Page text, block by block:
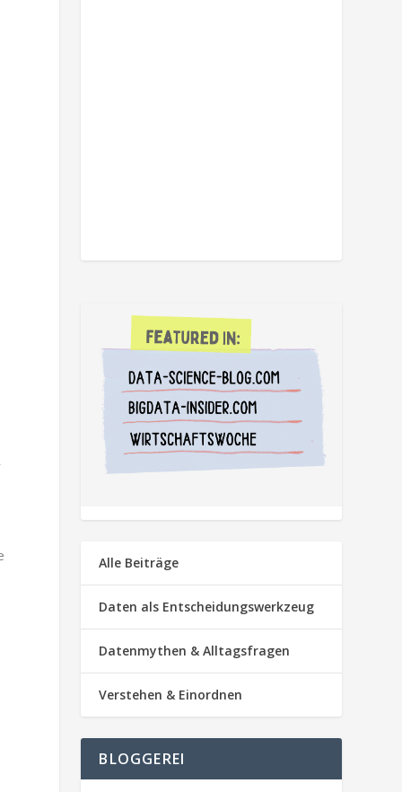
Alle Beiträge
Daten als Entscheidungswerkzeug
Datenmythen & Alltagsfragen
Verstehen & Einordnen
BLOGGEREI